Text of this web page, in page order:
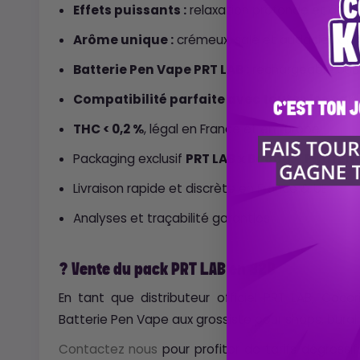
Effets puissants :relaxation profonde et
Arôme unique :crémeux, salé et audacieux ?
Batterie Pen Vape PRT LAB :
rechargeable USB
Compatibilité parfaite avec toutes les
THC < 0,2 %, légal en France et en Europe
Packaging exclusif PRT LAB x Booba –
Livraison rapide et discrète en France & UE
Analyses et traçabilité garanties
? Vente du pack PRT LAB en B2B
En tant que distributeur officiel PRT LAB,
Batterie Pen Vape aux grossiste pour shops,
Contactez nous pour profiter de tarifs